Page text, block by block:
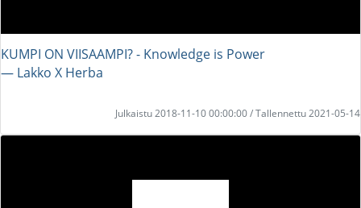
KUMPI ON VIISAAMPI? - Knowledge is Power
― Lakko X Herba
Julkaistu 2018-11-10 00:00:00 / Tallennettu 2021-05-14